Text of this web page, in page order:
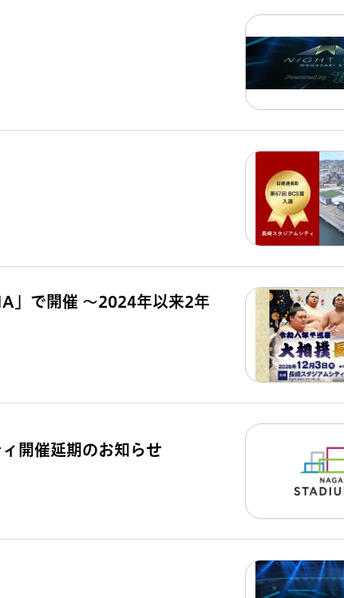
」で開催 ～2024年以来2年
開催延期のお知らせ